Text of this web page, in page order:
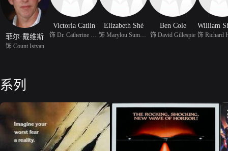
菲尔·戴维斯
饰 Count Istvan
Victoria Catlin
饰 Dr. Catherine Peake
Elizabeth Shé
饰 Marylou Summers
Ben Cole
饰 David Gillespie
系列